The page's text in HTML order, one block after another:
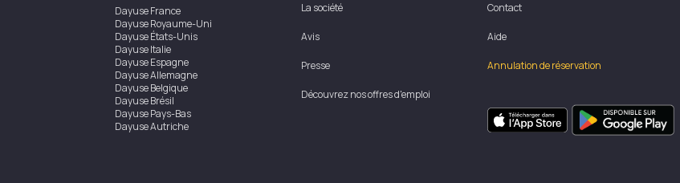
DayuseFrance
DayuseRoyaume-Uni
DayuseÉtats-Unis
DayuseItalie
DayuseEspagne
DayuseAllemagne
DayuseBelgique
DayuseBrésil
DayusePays-Bas
DayuseAutriche
La société
Avis
Presse
Découvrez nos offres d'emploi
Contact
Aide
Annulation de réservation